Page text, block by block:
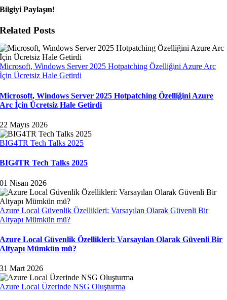
Bilgiyi Paylaşın!
Related Posts
Microsoft, Windows Server 2025 Hotpatching Özelliğini Azure Arc
İçin Ücretsiz Hale Getirdi
Microsoft, Windows Server 2025 Hotpatching Özelliğini Azure
Arc İçin Ücretsiz Hale Getirdi
22 Mayıs 2026
BIG4TR Tech Talks 2025
BIG4TR Tech Talks 2025
01 Nisan 2026
Azure Local Güvenlik Özellikleri: Varsayılan Olarak Güvenli Bir
Altyapı Mümkün mü?
Azure Local Güvenlik Özellikleri: Varsayılan Olarak Güvenli Bir
Altyapı Mümkün mü?
31 Mart 2026
Azure Local Üzerinde NSG Oluşturma